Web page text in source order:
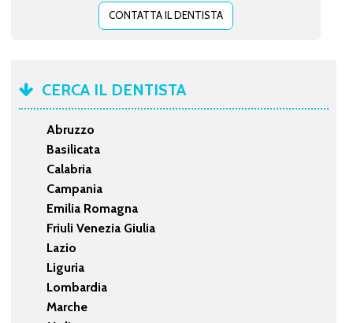
CONTATTA IL DENTISTA
CERCA IL DENTISTA
Abruzzo
Basilicata
Calabria
Campania
Emilia Romagna
Friuli Venezia Giulia
Lazio
Liguria
Lombardia
Marche